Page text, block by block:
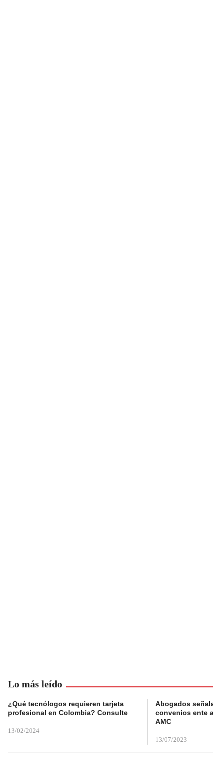
Lo más leído
¿Qué tecnólogos requieren tarjeta
profesional en Colombia? Consulte
13/02/2024
Abogados
convenios ente
AMC
13/07/2023